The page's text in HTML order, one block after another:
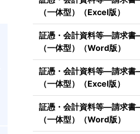
（一体型）（Excel版）
証憑・会計資料等―請求書
（一体型）（Word版）
証憑・会計資料等―請求書
（一体型）（Excel版）
証憑・会計資料等―請求書
（一体型）（Word版）